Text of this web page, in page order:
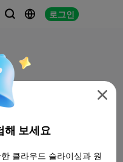
  로그인

해 보세요
클라우드 슬라이싱과 원